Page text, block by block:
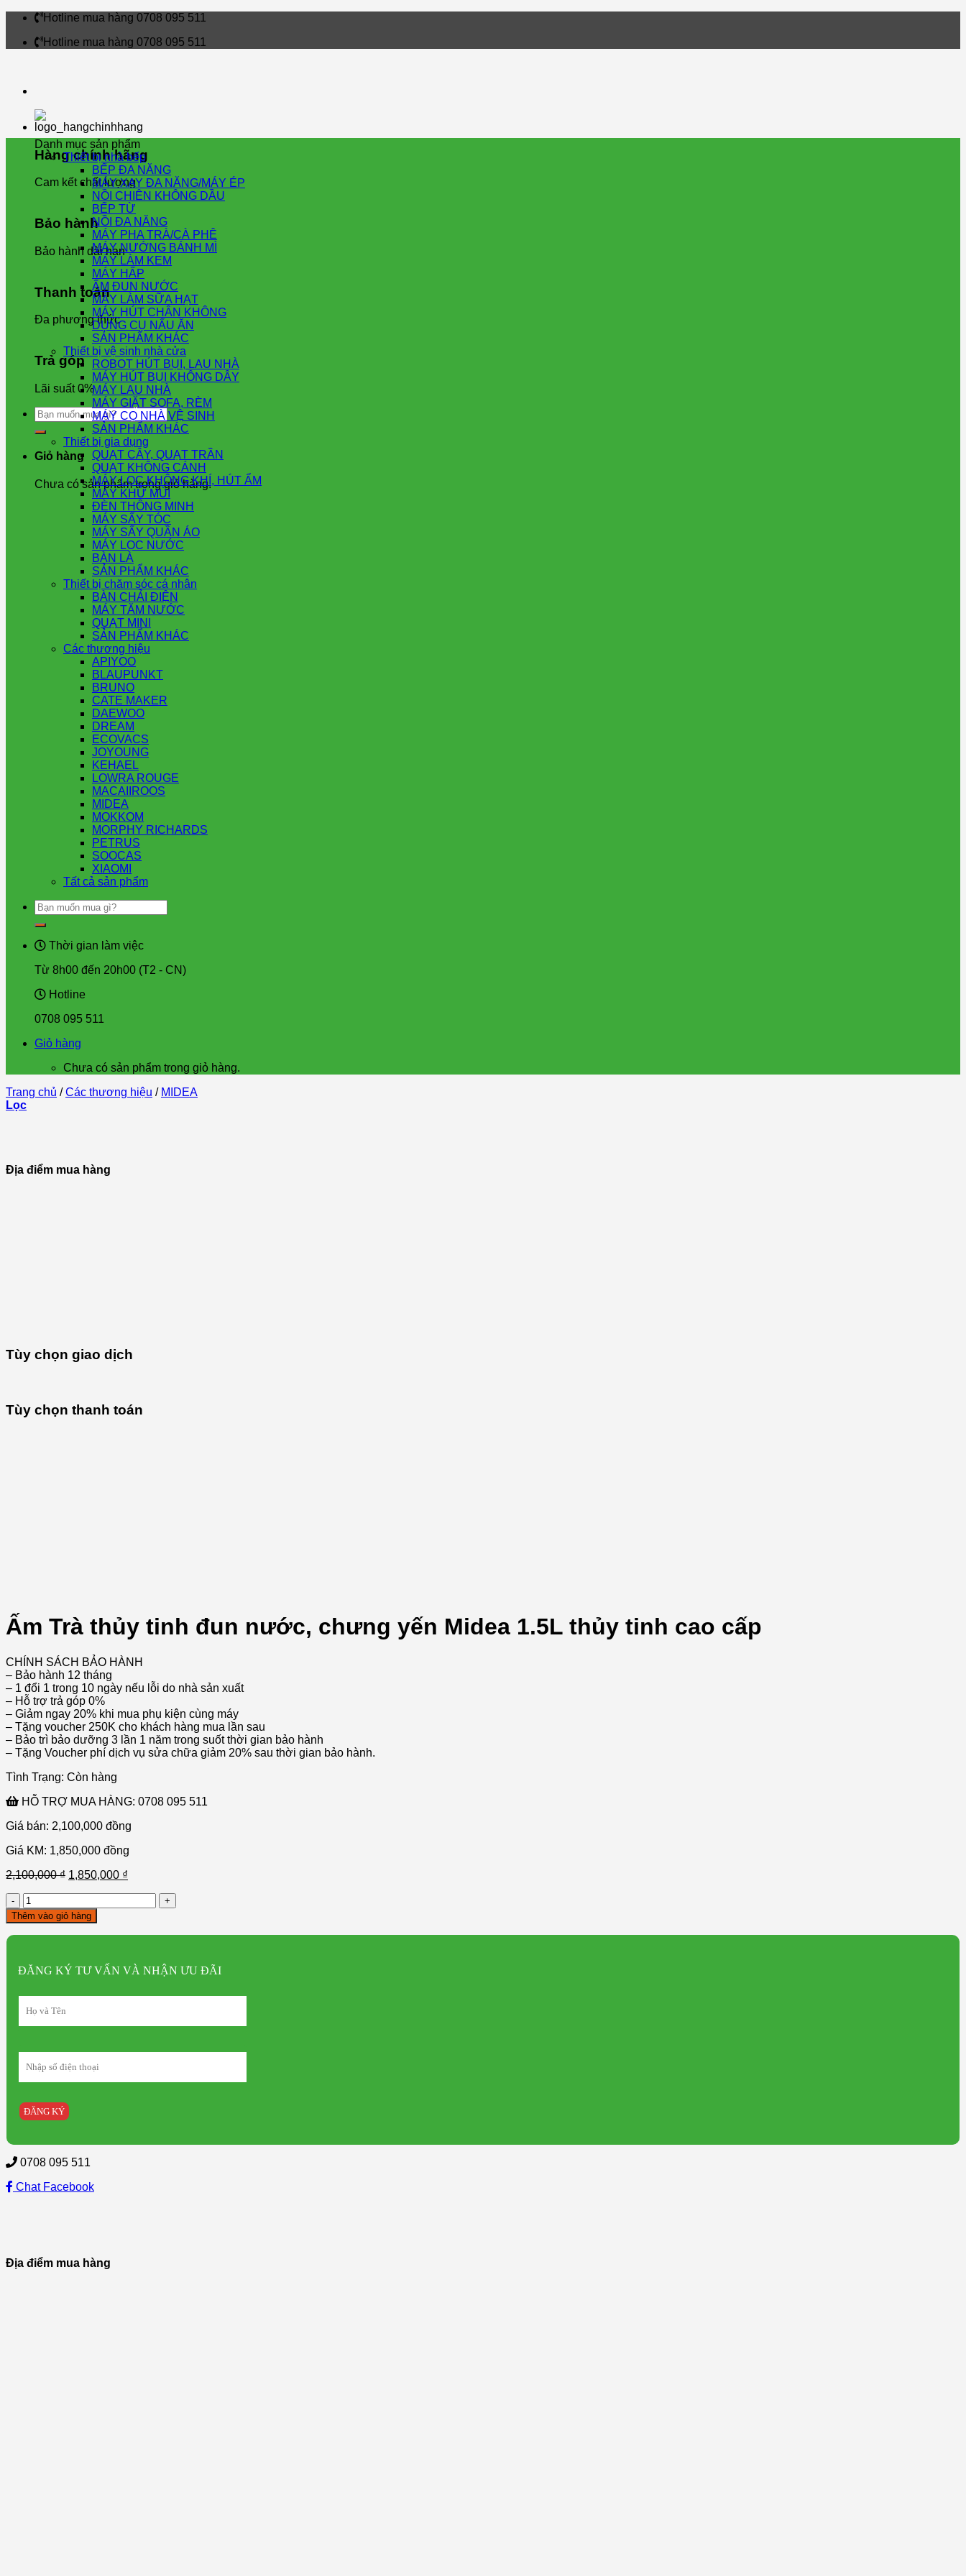
Skip
content
Hotline mua hàng 0708 095 511
Hotline mua hàng 0708 095 511
Hàng chính hãng
Cam kết chất lượng
Bảo hành
Bảo hành dài hạn
Thanh toán
Đa phương thức
Trả góp
Lãi suất 0%
Tìm
kiếm:
Giỏ hàng
Chưa có sản phẩm trong giỏ hàng.
Danh mục sản phẩm
Thiết bị nhà bếp
BẾP ĐA NĂNG
MÁY XAY ĐA NĂNG/MÁY ÉP
NỒI CHIÊN KHÔNG DẦU
BẾP TỪ
NỒI ĐA NĂNG
MÁY PHA TRÀ/CÀ PHÊ
MÁY NƯỚNG BÁNH MÌ
MÁY LÀM KEM
MÁY HẤP
ẤM ĐUN NƯỚC
MÁY LÀM SỮA HẠT
MÁY HÚT CHÂN KHÔNG
DỤNG CỤ NẤU ĂN
SẢN PHẨM KHÁC
Thiết bị vệ sinh nhà cửa
ROBOT HÚT BỤI, LAU NHÀ
MÁY HÚT BỤI KHÔNG DÂY
MÁY LAU NHÀ
MÁY GIẶT SOFA, RÈM
MÁY CỌ NHÀ VỆ SINH
SẢN PHẨM KHÁC
Thiết bị gia dụng
QUẠT CÂY, QUẠT TRẦN
QUẠT KHÔNG CÁNH
MÁY LỌC KHÔNG KHÍ, HÚT ẨM
MÁY KHỬ MÙI
ĐÈN THÔNG MINH
MÁY SẤY TÓC
MÁY SẤY QUẦN ÁO
MÁY LỌC NƯỚC
BÀN LÀ
SẢN PHẨM KHÁC
Thiết bị chăm sóc cá nhân
BÀN CHẢI ĐIỆN
MÁY TĂM NƯỚC
QUẠT MINI
SẢN PHẨM KHÁC
Các thương hiệu
APIYOO
BLAUPUNKT
BRUNO
CATE MAKER
DAEWOO
DREAM
ECOVACS
JOYOUNG
KEHAEL
LOWRA ROUGE
MACAIIROOS
MIDEA
MOKKOM
MORPHY RICHARDS
PETRUS
SOOCAS
XIAOMI
Tất cả sản phẩm
Tìm
kiếm:
Thời gian làm việc
Từ 8h00 đến 20h00 (T2 - CN)
Hotline
0708 095 511
Giỏ hàng
Chưa có sản phẩm trong giỏ hàng.
Trang chủ / Các thương hiệu / MIDEA
Lọc
Địa điểm mua hàng
Tùy chọn giao dịch
Tùy chọn thanh toán
Ấm Trà thủy tinh đun nước, chưng yến Midea 1.5L thủy tinh cao cấp
CHÍNH SÁCH BẢO HÀNH
– Bảo hành 12 tháng
– 1 đổi 1 trong 10 ngày nếu lỗi do nhà sản xuất
– Hỗ trợ trả góp 0%
– Giảm ngay 20% khi mua phụ kiện cùng máy
– Tặng voucher 250K cho khách hàng mua lần sau
– Bảo trì bảo dưỡng 3 lần 1 năm trong suốt thời gian bảo hành
– Tặng Voucher phí dịch vụ sửa chữa giảm 20% sau thời gian bảo hành.
Tình Trạng: Còn hàng
HỖ TRỢ MUA HÀNG: 0708 095 511
Giá bán: 2,100,000 đồng
Giá KM: 1,850,000 đồng
2,100,000₫ 1,850,000 ₫
Ấm
Trà
thủy
tinh
nước,
chưng
1.5L
thủy
cao
cấp
số
Thêm vào giỏ hàng
ĐĂNG KÝ TƯ VẤN VÀ NHẬN ƯU ĐÃI
0708 095 511
Chat Facebook
Địa điểm mua hàng